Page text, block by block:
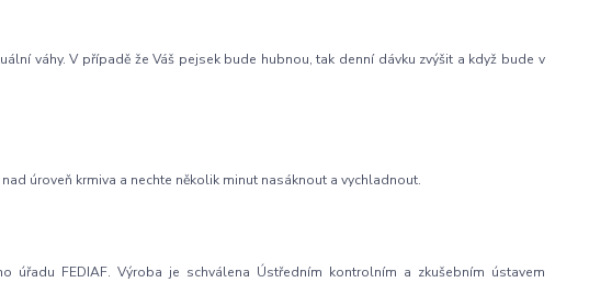
váhy. V případě že Váš pejsek bude hubnou, tak denní dávku zvýšit a když bude v
úroveň krmiva a nechte několik minut nasáknout a vychladnout.
FEDIAF. Výroba je schválena Ústředním kontrolním a zkušebním ústavem